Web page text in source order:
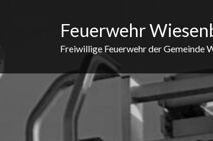
Feuerwehr
Freiwillige Feuerwehr der Gemeinde